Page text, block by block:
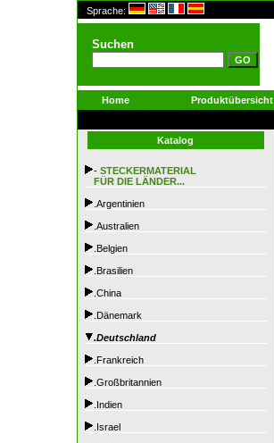
Sprache:
Suchen
Home Produktübersicht
Katalog
- STECKERMATERIAL
FÜR DIE LÄNDER...
.Argentinien
.Australien
.Belgien
.Brasilien
.China
.Dänemark
.Deutschland
.Frankreich
.Großbritannien
.Indien
.Israel